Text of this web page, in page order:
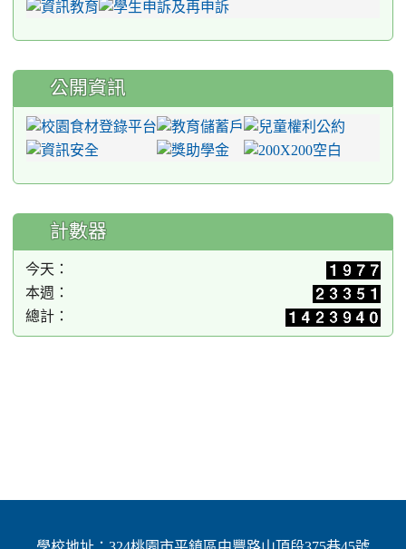
公開資訊
計數器
今天：
本週：
總計：